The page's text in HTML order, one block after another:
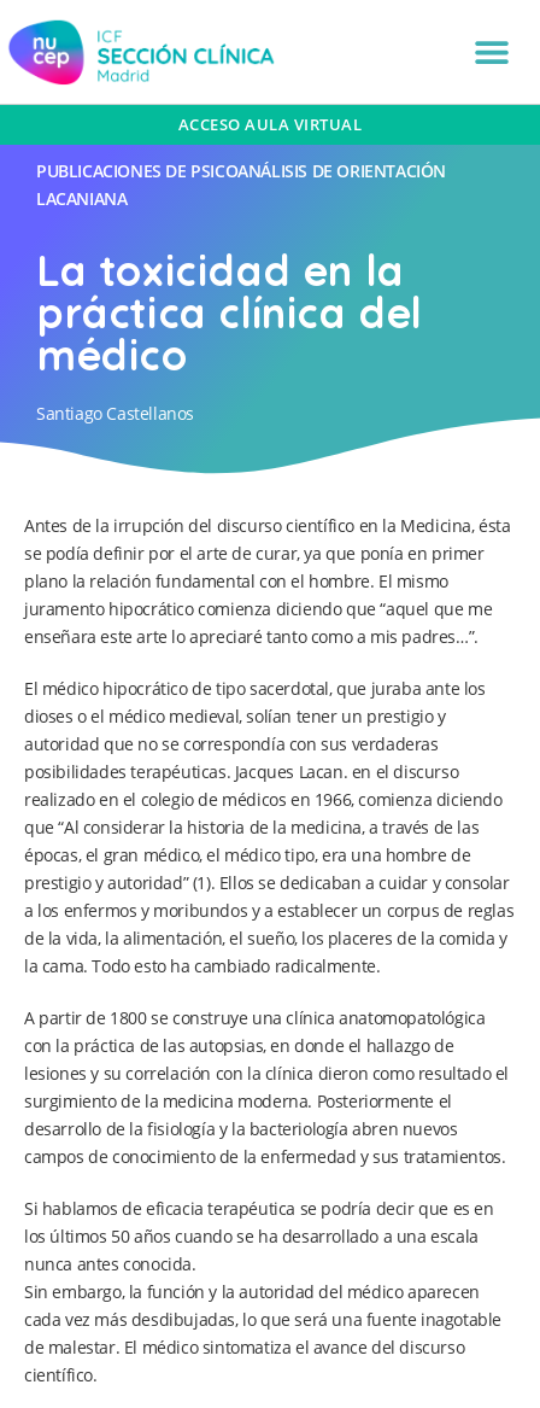
ACCESO AULA VIRTUAL
PUBLICACIONES DE PSICOANÁLISIS DE ORIENTACIÓN
LACANIANA
La toxicidad en la
práctica clínica del
médico
Santiago Castellanos
Antes de la irrupción del discurso científico en la Medicina, ésta
se podía definir por el arte de curar, ya que ponía en primer
plano la relación fundamental con el hombre. El mismo
juramento hipocrático comienza diciendo que “aquel que me
enseñara este arte lo apreciaré tanto como a mis padres…”.
El médico hipocrático de tipo sacerdotal, que juraba ante los
dioses o el médico medieval, solían tener un prestigio y
autoridad que no se correspondía con sus verdaderas
posibilidades terapéuticas. Jacques Lacan. en el discurso
realizado en el colegio de médicos en 1966, comienza diciendo
que “Al considerar la historia de la medicina, a través de las
épocas, el gran médico, el médico tipo, era una hombre de
prestigio y autoridad” (1). Ellos se dedicaban a cuidar y consolar
a los enfermos y moribundos y a establecer un corpus de reglas
de la vida, la alimentación, el sueño, los placeres de la comida y
la cama. Todo esto ha cambiado radicalmente.
A partir de 1800 se construye una clínica anatomopatológica
con la práctica de las autopsias, en donde el hallazgo de
lesiones y su correlación con la clínica dieron como resultado el
surgimiento de la medicina moderna. Posteriormente el
desarrollo de la fisiología y la bacteriología abren nuevos
campos de conocimiento de la enfermedad y sus tratamientos.
Si hablamos de eficacia terapéutica se podría decir que es en
los últimos 50 años cuando se ha desarrollado a una escala
nunca antes conocida.
Sin embargo, la función y la autoridad del médico aparecen
cada vez más desdibujadas, lo que será una fuente inagotable
de malestar. El médico sintomatiza el avance del discurso
científico.